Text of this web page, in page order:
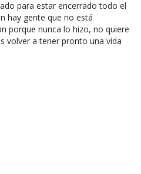
para estar encerrado todo el
hay gente que no está
porque nunca lo hizo, no quiere
volver a tener pronto una vida